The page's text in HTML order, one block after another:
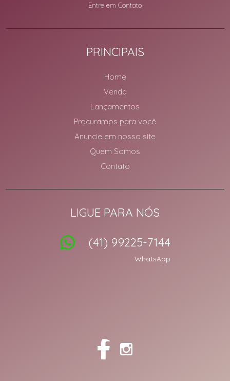
Entre em Contato
PRINCIPAIS
Home
Venda
Lançamentos
Procuramos para você
Anuncie em nosso site
Quem Somos
Contato
LIGUE PARA NÓS
(41) 99225-7144
WhatsApp